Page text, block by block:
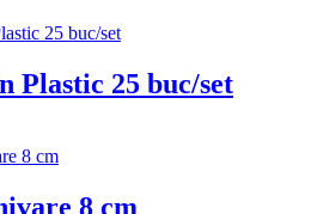
Plastic 25 buc/set
8 cm